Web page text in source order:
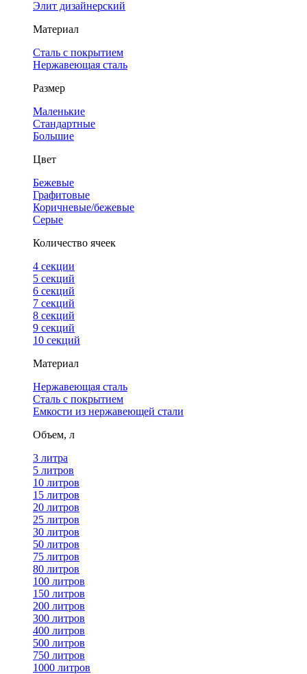
Элит дизайнерский
Материал
Сталь с покрытием
Нержавеющая сталь
Размер
Маленькие
Стандартные
Большие
Цвет
Бежевые
Графитовые
Коричневые/бежевые
Серые
Количество ячеек
4 cекции
5 секций
6 секций
7 секций
8 секций
9 секций
10 секций
Материал
Нержавеющая сталь
Сталь с покрытием
Емкости из нержавеющей стали
Объем, л
3 литра
5 литров
10 литров
15 литров
20 литров
25 литров
30 литров
50 литров
75 литров
80 литров
100 литров
150 литров
200 литров
300 литров
400 литров
500 литров
750 литров
1000 литров